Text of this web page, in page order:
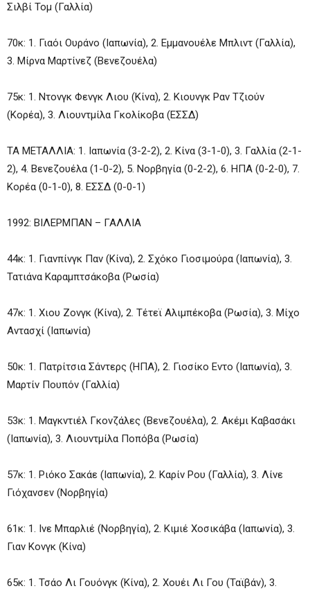
Σιλβί Τομ (Γαλλία)
70κ: 1. Γιαόι Ουράνο (Ιαπωνία), 2. Εμμανουέλε Μπλιντ (Γαλλία),
3. Μίρνα Μαρτίνεζ (Βενεζουέλα)
75κ: 1. Ντονγκ Φενγκ Λιου (Κίνα), 2. Κιουνγκ Ραν Τζιούν
(Κορέα), 3. Λιουντμίλα Γκολίκοβα (ΕΣΣΔ)
ΤΑ ΜΕΤΑΛΛΙΑ: 1. Ιαπωνία (3-2-2), 2. Κίνα (3-1-0), 3. Γαλλία (2-1-
2), 4. Βενεζουέλα (1-0-2), 5. Νορβηγία (0-2-2), 6. ΗΠΑ (0-2-0), 7.
Κορέα (0-1-0), 8. ΕΣΣΔ (0-0-1)
1992: ΒΙΛΕΡΜΠΑΝ – ΓΑΛΛΙΑ
44κ: 1. Γιανπίνγκ Παν (Κίνα), 2. Σχόκο Γιοσιμούρα (Ιαπωνία), 3.
Τατιάνα Καραμπτσάκοβα (Ρωσία)
47κ: 1. Χιου Ζονγκ (Κίνα), 2. Τέτεϊ Αλιμπέκοβα (Ρωσία), 3. Μίχο
Αντασχί (Ιαπωνία)
50κ: 1. Πατρίτσια Σάντερς (ΗΠΑ), 2. Γιοσίκο Εντο (Ιαπωνία), 3.
Μαρτίν Πουπόν (Γαλλία)
53κ: 1. Μαγκντιέλ Γκονζάλες (Βενεζουέλα), 2. Ακέμι Καβασάκι
(Ιαπωνία), 3. Λιουντμίλα Ποπόβα (Ρωσία)
57κ: 1. Ριόκο Σακάε (Ιαπωνία), 2. Καρίν Ρου (Γαλλία), 3. Λίνε
Γιόχανσεν (Νορβηγία)
61κ: 1. Ινε Μπαρλιέ (Νορβηγία), 2. Κιμιέ Χοσικάβα (Ιαπωνία), 3.
Γιαν Κονγκ (Κίνα)
65κ: 1. Τσάο Λι Γουόνγκ (Κίνα), 2. Χουέι Λι Γου (Ταϊβάν), 3.